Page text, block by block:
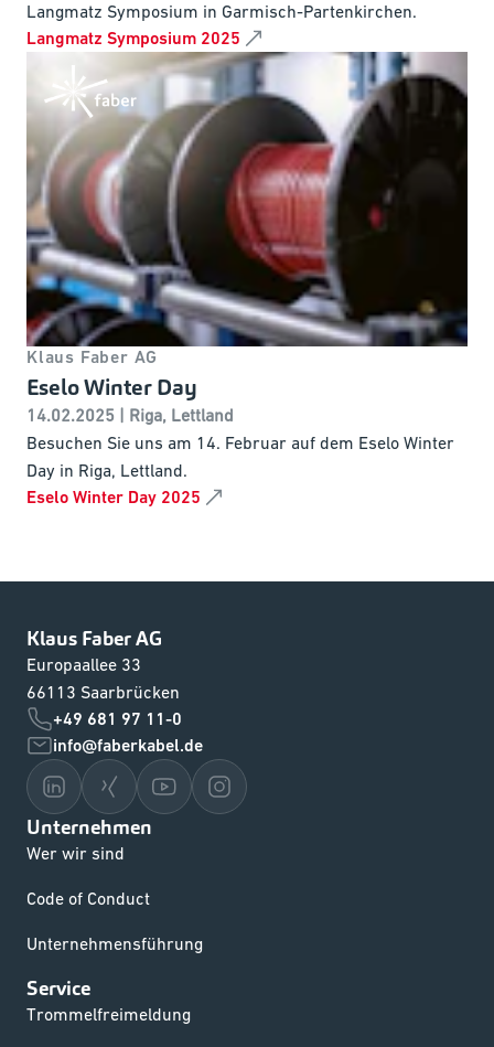
Langmatz Symposium in Garmisch-Partenkirchen.
Langmatz Symposium 2025
Klaus Faber AG
Eselo Winter Day
14.02.2025 | Riga, Lettland
Besuchen Sie uns am 14. Februar auf dem Eselo Winter
Day in Riga, Lettland.
Eselo Winter Day 2025
Klaus Faber AG
Europaallee 33
66113 Saarbrücken
+49 681 97 11-0
info@faberkabel.de
Unternehmen
Wer wir sind
Code of Conduct
Unternehmensführung
Service
Trommelfreimeldung